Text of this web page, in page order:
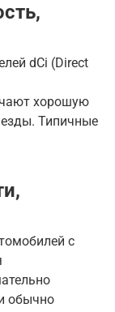
dCi (Direct
хорошую
Типичные
с
обычно